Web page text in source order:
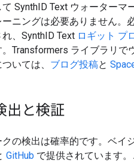
SynthID Text ウォーターマ
ニングは必要ありません。
、SynthID Text ロギット プ
Transformers ライブラリ
いては、 ブログ投稿と
出と検証
の検出は確率的です。ベイ
GitHub で提供されています